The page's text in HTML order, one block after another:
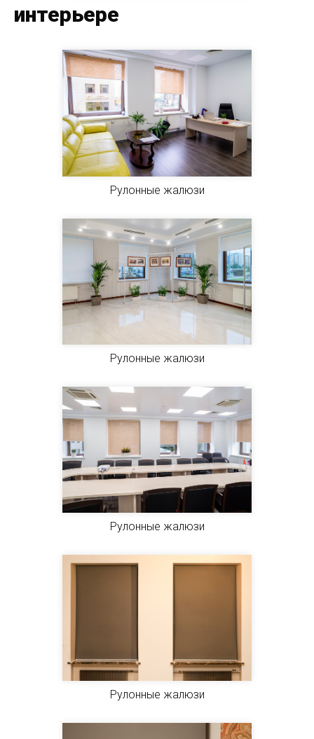
интерьере
Рулонные жалюзи
Рулонные жалюзи
Рулонные жалюзи
Рулонные жалюзи